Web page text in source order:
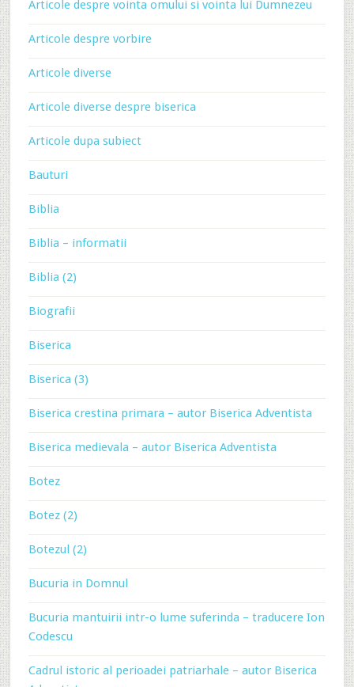
Articole despre vointa omului si vointa lui Dumnezeu
Articole despre vorbire
Articole diverse
Articole diverse despre biserica
Articole dupa subiect
Bauturi
Biblia
Biblia – informatii
Biblia (2)
Biografii
Biserica
Biserica (3)
Biserica crestina primara – autor Biserica Adventista
Biserica medievala – autor Biserica Adventista
Botez
Botez (2)
Botezul (2)
Bucuria in Domnul
Bucuria mantuirii intr-o lume suferinda – traducere Ion
Codescu
Cadrul istoric al perioadei patriarhale – autor Biserica